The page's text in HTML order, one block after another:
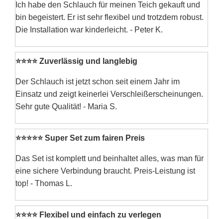
Ich habe den Schlauch für meinen Teich gekauft und
bin begeistert. Er ist sehr flexibel und trotzdem robust.
Die Installation war kinderleicht. - Peter K.
⭐⭐⭐⭐ Zuverlässig und langlebig
Der Schlauch ist jetzt schon seit einem Jahr im
Einsatz und zeigt keinerlei Verschleißerscheinungen.
Sehr gute Qualität! - Maria S.
⭐⭐⭐⭐⭐ Super Set zum fairen Preis
Das Set ist komplett und beinhaltet alles, was man für
eine sichere Verbindung braucht. Preis-Leistung ist
top! - Thomas L.
⭐⭐⭐⭐ Flexibel und einfach zu verlegen